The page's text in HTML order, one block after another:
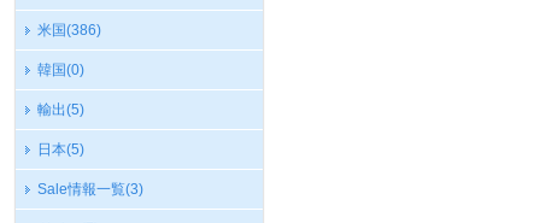
米国(386)
韓国(0)
輸出(5)
日本(5)
Sale情報一覧(3)